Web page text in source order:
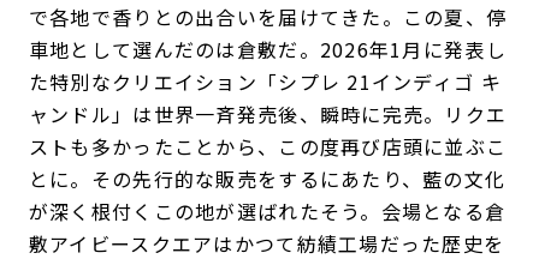
で各地で香りとの出合いを届けてきた。この夏、停
車地として選んだのは倉敷だ。2026年1月に発表し
た特別なクリエイション「シプレ 21インディゴ キ
ャンドル」は世界一斉発売後、瞬時に完売。リクエ
ストも多かったことから、この度再び店頭に並ぶこ
とに。その先行的な販売をするにあたり、藍の文化
が深く根付くこの地が選ばれたそう。会場となる倉
敷アイビースクエアはかつて紡績工場だった歴史を